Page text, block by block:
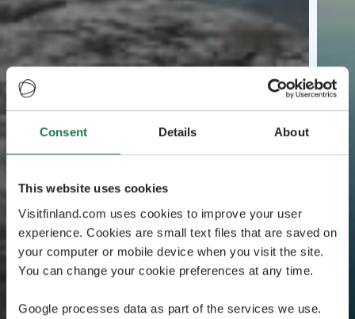
Consent Details About
This website uses cookies
Visitfinland.com uses cookies to improve your user
experience. Cookies are small text files that are saved on
your computer or mobile device when you visit the site.
You can change your cookie preferences at any time.
Google processes data as part of the services we use.